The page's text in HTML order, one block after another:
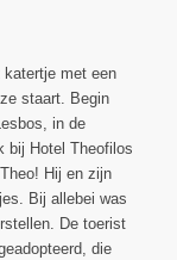
katertje met een
staart. Begin
in de
bij Hotel Theofilos
Hij en zijn
Bij allebei was
De toerist
die